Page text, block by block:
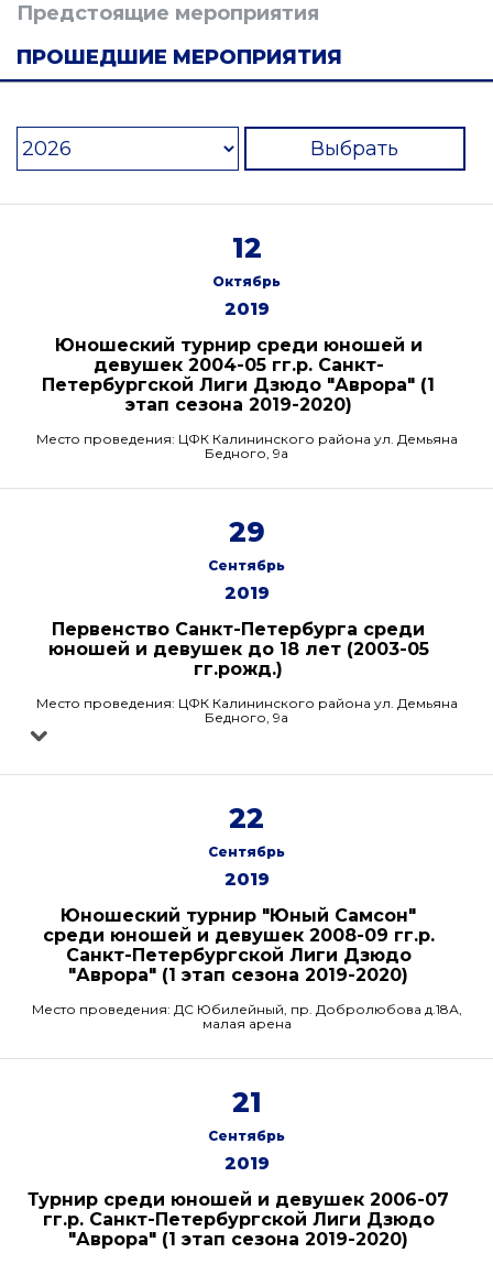
Предстоящие мероприятия
ПРОШЕДШИЕ МЕРОПРИЯТИЯ
Выбрать
12
Октябрь
2019
Юношеский турнир среди юношей и
девушек 2004-05 гг.р. Санкт-
Петербургской Лиги Дзюдо "Аврора" (1
этап сезона 2019-2020)
Место проведения: ЦФК Калининского района ул. Демьяна
Бедного, 9а
29
Сентябрь
2019
Первенство Санкт-Петербурга среди
юношей и девушек до 18 лет (2003-05
гг.рожд.)
Место проведения: ЦФК Калининского района ул. Демьяна
Бедного, 9а
22
Сентябрь
2019
Юношеский турнир "Юный Самсон"
среди юношей и девушек 2008-09 гг.р.
Санкт-Петербургской Лиги Дзюдо
"Аврора" (1 этап сезона 2019-2020)
Место проведения: ДС Юбилейный, пр. Добролюбова д.18А,
малая арена
21
Сентябрь
2019
Турнир среди юношей и девушек 2006-07
гг.р. Санкт-Петербургской Лиги Дзюдо
"Аврора" (1 этап сезона 2019-2020)